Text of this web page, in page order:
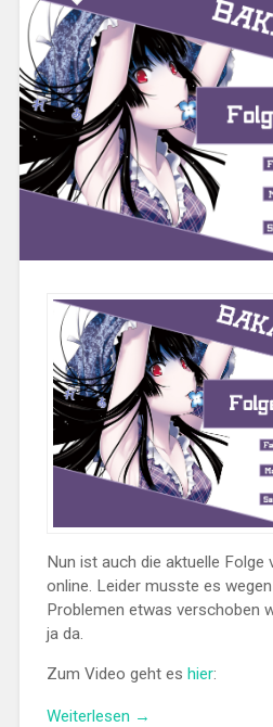
Nun ist auch die aktuelle
online. Leider musste es
Problemen etwas verschoben
ja da.
Zum Video geht es hier:
Weiterlesen „BAKAKTUELL
→